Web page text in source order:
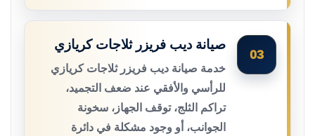
03
صيانة ديب فريزر ثلاجات كريازي
خدمة صيانة ديب فريزر ثلاجات كريازي
للرأسي والأفقي عند ضعف التجميد،
تراكم الثلج، توقف الجهاز، سخونة
الجوانب، أو وجود مشكلة في دائرة